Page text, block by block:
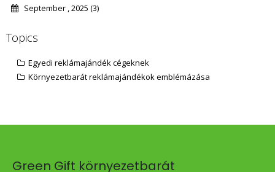
September , 2025 (3)
Topics
Egyedi reklámajándék cégeknek
Környezetbarát reklámajándékok emblémázása
Green Gift környezetbarát